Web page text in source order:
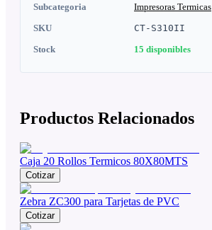
Subcategoria
Impresoras Termicas
SKU
CT-S310II
Stock
15 disponibles
Productos Relacionados
Caja 20 Rollos Termicos 80X80MTS
Cotizar
Zebra ZC300 para Tarjetas de PVC
Cotizar